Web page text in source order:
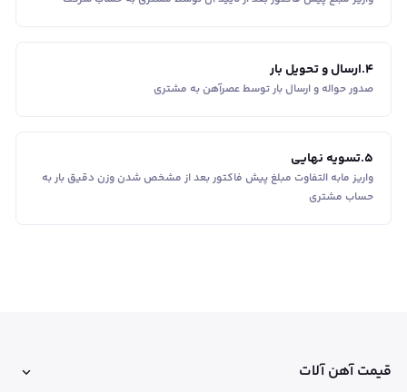
4
.ارسال و تحویل بار
صدور حواله و ارسال بار توسط عصرآهن به مشتری
5
.تسویه نهایی
واریز مابه التفاوت مبلغ پیش فاکتور بعد از مشخص شدن وزن دقیق بار به
حساب مشتری
قیمت آهن آلات